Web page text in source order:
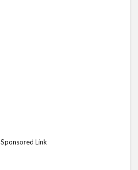
Sponsored Link